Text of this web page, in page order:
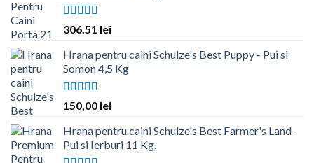
Evaluat la
5.00din 5
306,51 lei
Hrana pentru caini Schulze's Best Puppy - Pui si
Somon 4,5 Kg
Evaluat la
5.00din 5
150,00 lei
Hrana pentru caini Schulze's Best Farmer's Land -
Pui si Ierburi 11 Kg.